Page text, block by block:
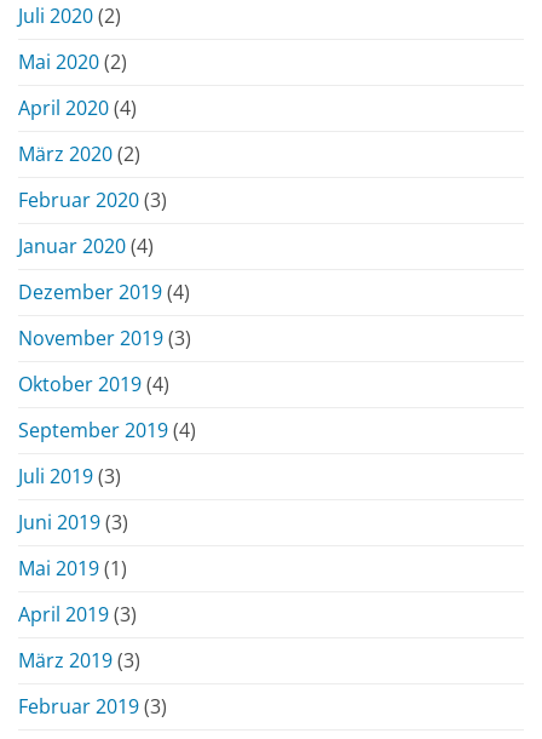
Juli 2020(2)
Mai 2020(2)
April 2020(4)
März 2020(2)
Februar 2020(3)
Januar 2020(4)
Dezember 2019(4)
November 2019(3)
Oktober 2019(4)
September 2019(4)
Juli 2019(3)
Juni 2019(3)
Mai 2019(1)
April 2019(3)
März 2019(3)
Februar 2019(3)